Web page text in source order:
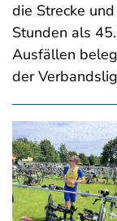
die Strecke
Stunden als
Ausfällen
der